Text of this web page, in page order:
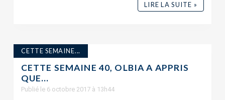
LIRE LA SUITE »
CETTE SEMAINE...
CETTE SEMAINE 40, OLBIA A APPRIS
QUE…
Publié le 6 octobre 2017 à 13h44